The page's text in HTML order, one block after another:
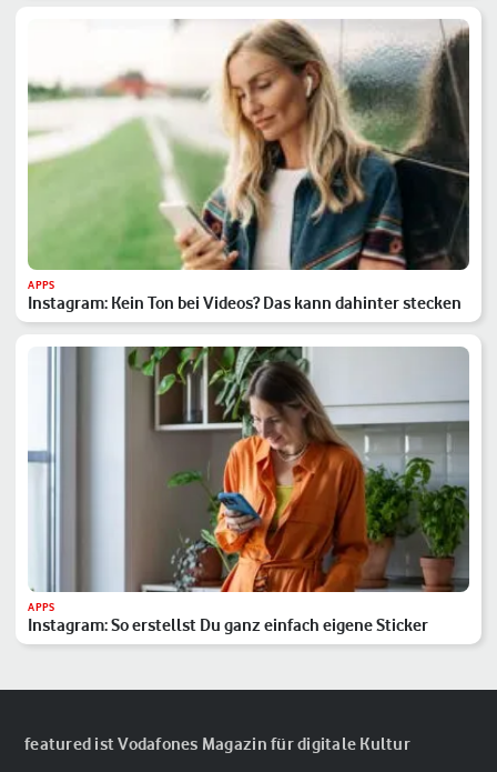
APPS
Instagram: Kein Ton bei Videos? Das kann dahinter stecken
APPS
Instagram: So erstellst Du ganz einfach eigene Sticker
featured ist Vodafones Magazin für digitale Kultur